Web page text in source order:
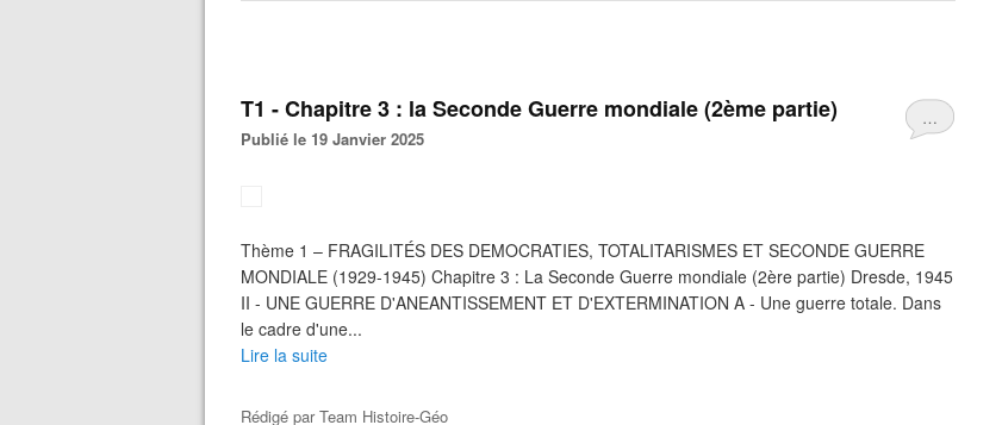
…
T1 - Chapitre 3 : la Seconde Guerre mondiale (2ème partie)
Publié le 19 Janvier 2025
Thème 1 – FRAGILITÉS DES DEMOCRATIES, TOTALITARISMES ET SECONDE GUERRE
MONDIALE (1929-1945) Chapitre 3 : La Seconde Guerre mondiale (2ère partie) Dresde, 1945
II - UNE GUERRE D'ANEANTISSEMENT ET D'EXTERMINATION A - Une guerre totale. Dans
le cadre d'une...
Lire la suite
Rédigé parTeam Histoire-Géo